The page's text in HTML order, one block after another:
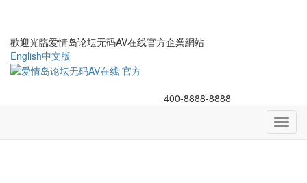
歡迎光臨爱情岛论坛无码AV在线官方企業網站
English中文版
400-8888-8888